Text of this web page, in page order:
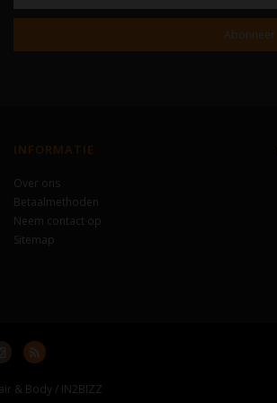
Abonneer
INFORMATIE
Over ons
Betaalmethoden
Neem contact op
Sitemap
& Body / IN2BIZZ